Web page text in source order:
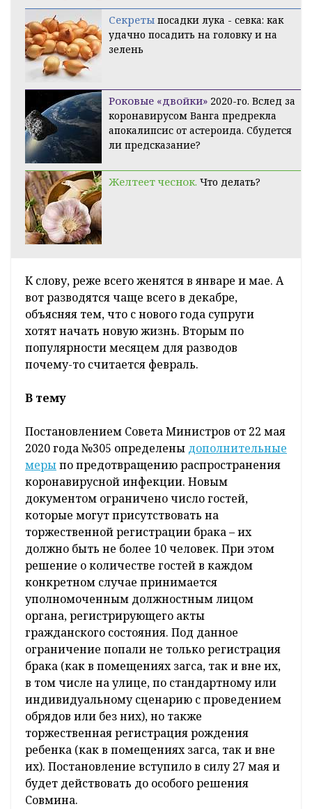
Секреты посадки лука - севка: как
удачно посадить на головку и на
зелень
Роковые «двойки» 2020-го. Вслед за
коронавирусом Ванга предрекла
апокалипсис от астероида. Сбудется
ли предсказание?
Желтеет чеснок. Что делать?
К слову, реже всего женятся в январе и мае. А
вот разводятся чаще всего в декабре,
объясняя тем, что с нового года супруги
хотят начать новую жизнь. Вторым по
популярности месяцем для разводов
почему-то считается февраль.
В тему
Постановлением Совета Министров от 22 мая
2020 года №305 определены дополнительные
мерыпо предотвращению распространения
коронавирусной инфекции. Новым
документом ограничено число гостей,
которые могут присутствовать на
торжественной регистрации брака – их
должно быть не более 10 человек. При этом
решение о количестве гостей в каждом
конкретном случае принимается
уполномоченным должностным лицом
органа, регистрирующего акты
гражданского состояния. Под данное
ограничение попали не только регистрация
брака (как в помещениях загса, так и вне их,
в том числе на улице, по стандартному или
индивидуальному сценарию с проведением
обрядов или без них), но также
торжественная регистрация рождения
ребенка (как в помещениях загса, так и вне
их). Постановление вступило в силу 27 мая и
будет действовать до особого решения
Совмина.